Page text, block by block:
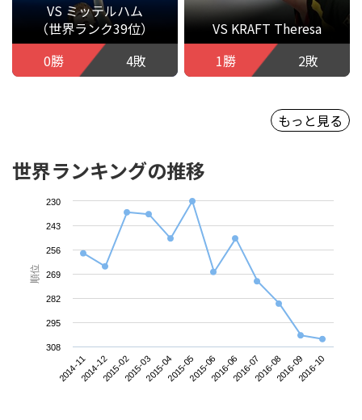
VS ミッテルハム
（世界ランク39位）
0勝
4敗
VS KRAFT Theresa
1勝
2敗
もっと見る
世界ランキングの推移
順位
2014-112014-122015-022015-032015-042015-052015-062016-062016-072016-082016-092016-10
230
243
256
269
282
295
308